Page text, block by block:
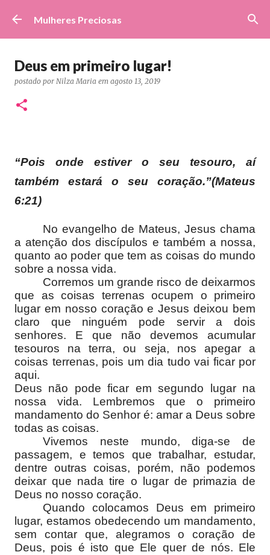
Pular para o conteúdo principal
Mulheres Preciosas
Deus em primeiro lugar!
postado por Nilza Maria em agosto 13, 2019
“Pois onde estiver o seu tesouro, aí
também estará o seu coração.”(Mateus
6:21)
No evangelho de Mateus, Jesus chama
a atenção dos discípulos e também a nossa,
quanto ao poder que tem as coisas do mundo
sobre a nossa vida.
Corremos um grande risco de deixarmos
que as coisas terrenas ocupem o primeiro
lugar em nosso coração e Jesus deixou bem
claro que ninguém pode servir a dois
senhores. E que não devemos acumular
tesouros na terra, ou seja, nos apegar a
coisas terrenas, pois um dia tudo vai ficar por
aqui.
Deus não pode ficar em segundo lugar na
nossa vida. Lembremos que o primeiro
mandamento do Senhor é: amar a Deus sobre
todas as coisas.
Vivemos neste mundo, diga-se de
passagem, e temos que trabalhar, estudar,
dentre outras coisas, porém, não podemos
deixar que nada tire o lugar de primazia de
Deus no nosso coração.
Quando colocamos Deus em primeiro
lugar, estamos obedecendo um mandamento,
sem contar que, alegramos o coração de
Deus, pois é isto que Ele quer de nós. Ele